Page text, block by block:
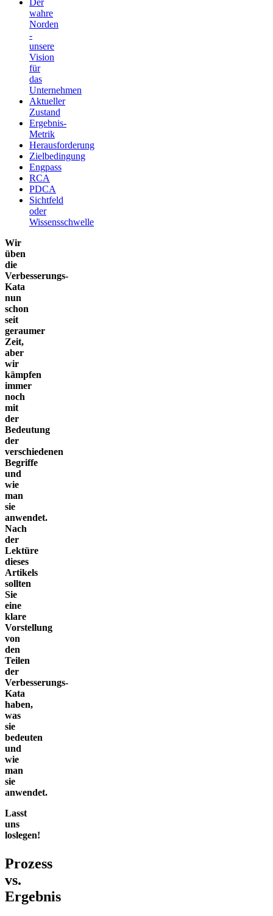
wahre
Norden
-
unsere
Vision
für
das
Unternehmen
Aktueller
Zustand
Ergebnis-
Metrik
Herausforderung
Zielbedingung
Engpass
RCA
PDCA
Sichtfeld
oder
Wissensschwelle
Wir
üben
die
Verbesserungs-
Kata
nun
schon
seit
geraumer
Zeit,
aber
wir
kämpfen
immer
noch
mit
der
Bedeutung
der
verschiedenen
Begriffe
und
wie
man
sie
anwendet.
Nach
der
Lektüre
dieses
Artikels
sollten
Sie
eine
klare
Vorstellung
von
den
Teilen
der
Verbesserungs-
Kata
haben,
was
sie
bedeuten
und
wie
man
sie
anwendet.
Lasst
uns
loslegen!
Prozess
vs.
Ergebnis